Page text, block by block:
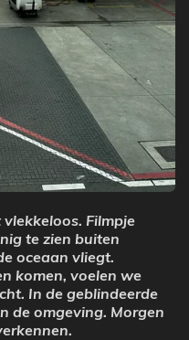
Filmpje
te zien buiten
oceaan vliegt.
komen, voelen we
In de geblindeerde
de omgeving. Morgen